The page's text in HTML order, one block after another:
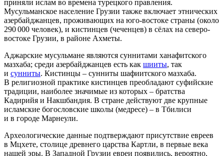
приняли ислам во времена турецкого правления.
Мусульманское население Грузии также включает этнических
азербайджанцев, проживающих на юго-востоке страны (около
290 000 человек), и кистинцев (чеченцев) в сёлах на северо-
востоке Грузии, в районе Ахметы.
Аджарские мусульмане являются суннитами ханафитского
мазхаба; среди азербайджанцев есть как шииты, так
и сунниты. Кистинцы – сунниты шафиитского мазхаба.
В религиозной практике кистинцев преобладают суфийские
традиции, наиболее значимые из которых – братства
Кадирийя и Накшбандия. В стране действуют две крупные
исламские богословские школы (медресе) – в Тбилиси
и в городе Марнеули.
Археологические данные подтверждают присутствие евреев
в Мцхете, столице древнего царства Картли, в первые века
нашей эры. В Западной Грузии евреи появились, вероятно,